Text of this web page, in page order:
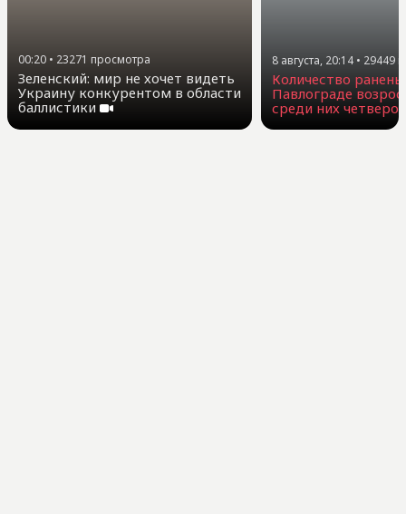
00:20 • 23271 просмотра
Зеленский: мир не хочет видеть
Украину конкурентом в области
баллистики
8 августа, 20:14 • 29449
Количество
Павлограде
среди них четверо